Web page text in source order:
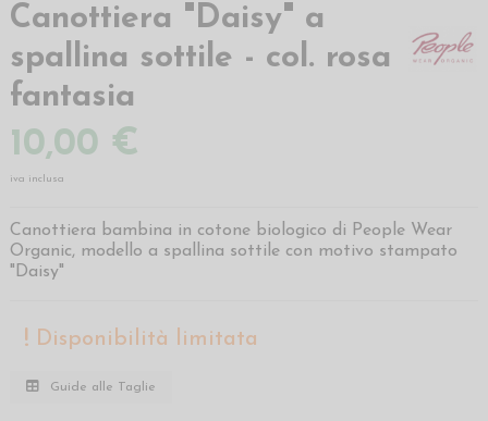
Canottiera "Daisy" a
spallina sottile - col. rosa
fantasia
10,00 €
iva inclusa
Canottiera bambina in cotone biologico di People Wear
Organic, modello a spallina sottile con motivo stampato
"Daisy"
Disponibilità limitata
Guide alle Taglie